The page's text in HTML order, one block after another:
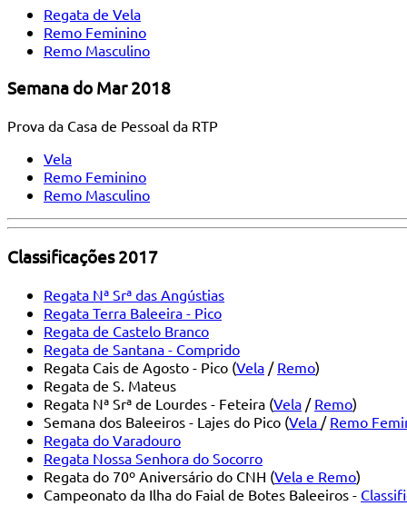
Regata de Vela
Remo Feminino
Remo Masculino
Semana do Mar 2018
Prova da Casa de Pessoal da RTP
Vela
Remo Feminino
Remo Masculino
Classificações 2017
Regata Nª Srª das Angústias
Regata Terra Baleeira - Pico
Regata de Castelo Branco
Regata de Santana - Comprido
Regata Cais de Agosto - Pico (Vela / Remo)
Regata de S. Mateus
Regata Nª Srª de Lourdes - Feteira (Vela / Remo)
Semana dos Baleeiros - Lajes do Pico (Vela / Remo
Regata do Varadouro
Regata Nossa Senhora do Socorro
Regata do 70º Aniversário do CNH (Vela e Remo)
Campeonato da Ilha do Faial de Botes Baleeiros -